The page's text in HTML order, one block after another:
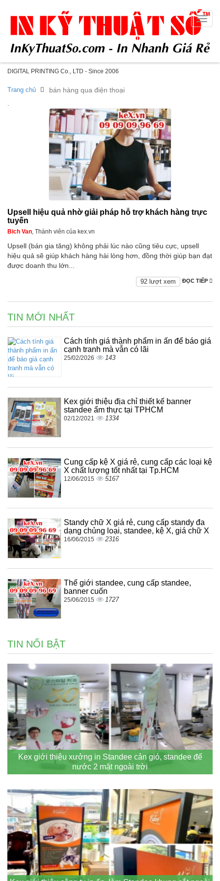
DIGITAL PRINTING Co., LTD - Since 2006
Toggle
Trang chủ bán hàng qua điện thoại
.
Upsell hiệu quả nhờ giải pháp hỗ trợ khách hàng trực
tuyến
Bich Van, Thành viên của kex.vn
Upsell (bán gia tăng) không phải lúc nào cũng tiêu cực, upsell
hiệu quả sẽ giúp khách hàng hài lòng hơn, đồng thời giúp bạn đạt
được doanh thu lớn...
ĐỌC TIẾP
92 lượt xem
TIN MỚI NHẤT
Cách tính giá thành phẩm in ấn để báo giá
cạnh tranh mà vẫn có lãi
25/02/2026 143
Kex giới thiệu địa chỉ thiết kế banner
standee ẩm thực tại TPHCM
02/12/2021 1334
Cung cấp kệ X giá rẻ, cung cấp các loại kệ
X chất lượng tốt nhất tại Tp.HCM
12/06/2015 5167
Standy chữ X giá rẻ, cung cấp standy đa
dạng chủng loại, standee, kệ X, giá chữ X
16/06/2015 2316
Thế giới standee, cung cấp standee,
banner cuốn
25/06/2015 1727
TIN NỔI BẬT
Kex giới thiệu xưởng in Standee cản gió, standee đế
nước 2 mặt ngoài trời